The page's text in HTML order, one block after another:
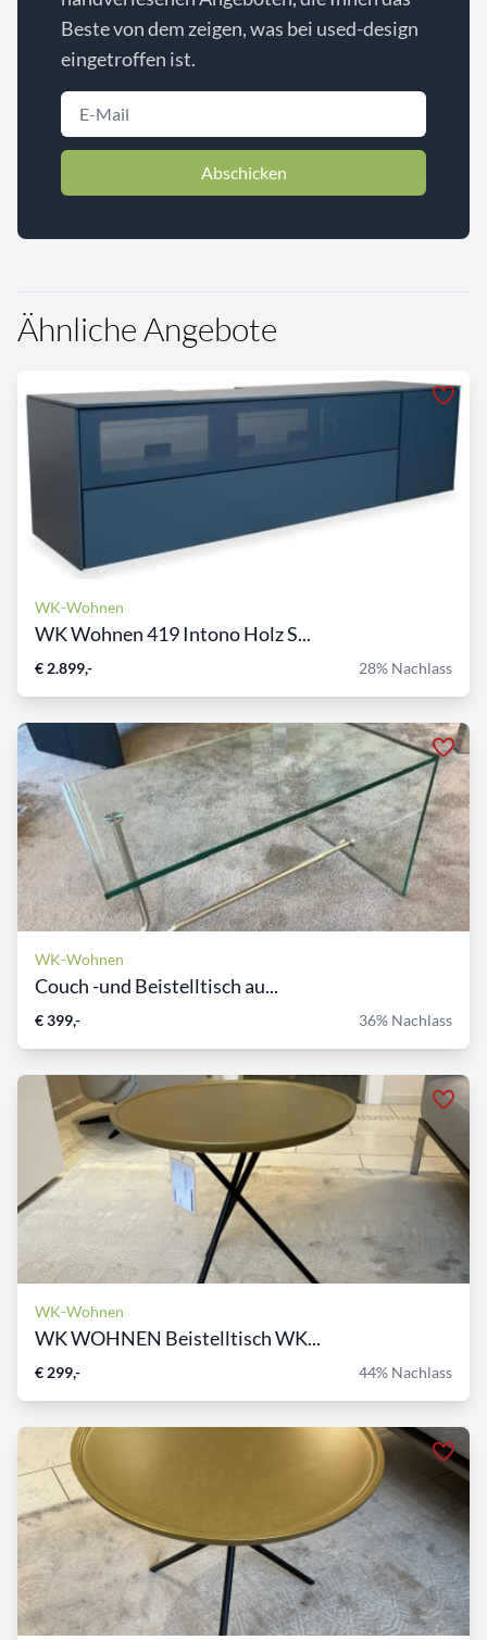
Beste von dem zeigen, was bei used-design
eingetroffen ist.
Abschicken
Ähnliche Angebote
WK-Wohnen
WK Wohnen 419 Intono Holz S...
€ 2.899,- 28% Nachlass
WK-Wohnen
Couch -und Beistelltisch au...
€ 399,- 36% Nachlass
WK-Wohnen
WK WOHNEN Beistelltisch WK...
€ 299,- 44% Nachlass